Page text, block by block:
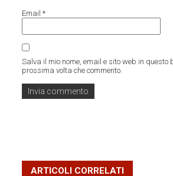
Email*
Salva il mio nome, email e sito web in questo
prossima volta che commento.
ARTICOLI CORRELATI